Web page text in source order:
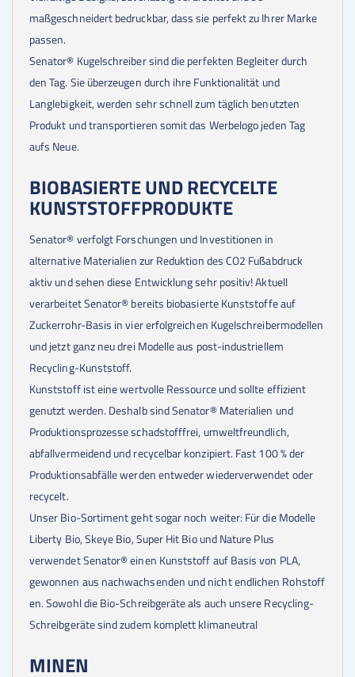
maßgeschneidert bedruckbar, dass sie perfekt zu Ihrer Marke
passen.
Senator® Kugelschreiber sind die perfekten Begleiter durch
den Tag. Sie überzeugen durch ihre Funktionalität und
Langlebigkeit, werden sehr schnell zum täglich benutzten
Produkt und transportieren somit das Werbelogo jeden Tag
aufs Neue.
BIOBASIERTE UND RECYCELTE
KUNSTSTOFFPRODUKTE
Senator® verfolgt Forschungen und Investitionen in
alternative Materialien zur Reduktion des CO2 Fußabdruck
aktiv und sehen diese Entwicklung sehr positiv! Aktuell
verarbeitet Senator® bereits biobasierte Kunststoffe auf
Zuckerrohr-Basis in vier erfolgreichen Kugelschreibermodellen
und jetzt ganz neu drei Modelle aus post-industriellem
Recycling-Kunststoff.
Kunststoff ist eine wertvolle Ressource und sollte effizient
genutzt werden. Deshalb sind Senator® Materialien und
Produktionsprozesse schadstofffrei, umweltfreundlich,
abfallvermeidend und recycelbar konzipiert. Fast 100 % der
Produktionsabfälle werden entweder wiederverwendet oder
recycelt.
Unser Bio-Sortiment geht sogar noch weiter: Für die Modelle
Liberty Bio, Skeye Bio, Super Hit Bio und Nature Plus
verwendet Senator® einen Kunststoff auf Basis von PLA,
gewonnen aus nachwachsenden und nicht endlichen Rohstoff
en. Sowohl die Bio-Schreibgeräte als auch unsere Recycling-
Schreibgeräte sind zudem komplett klimaneutral
MINEN